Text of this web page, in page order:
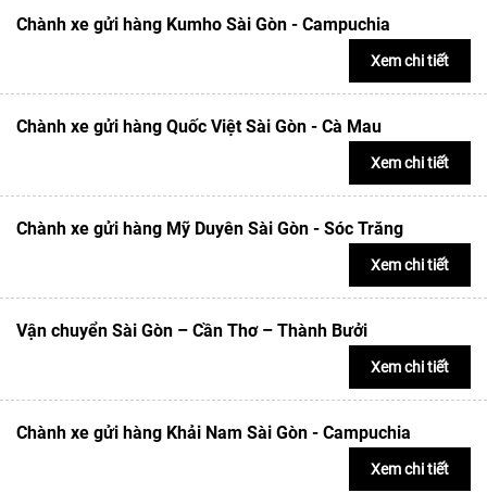
Chành xe gửi hàng Kumho Sài Gòn - Campuchia
Xem chi tiết
Chành xe gửi hàng Quốc Việt Sài Gòn - Cà Mau
Xem chi tiết
Chành xe gửi hàng Mỹ Duyên Sài Gòn - Sóc Trăng
Xem chi tiết
Vận chuyển Sài Gòn – Cần Thơ – Thành Bưởi
Xem chi tiết
Chành xe gửi hàng Khải Nam Sài Gòn - Campuchia
Xem chi tiết